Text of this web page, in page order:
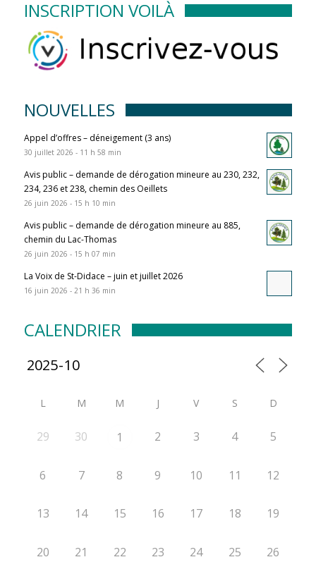
INSCRIPTION VOILÀ
NOUVELLES
Appel d’offres – déneigement (3 ans)
30 juillet 2026 - 11 h 58 min
Avis public – demande de dérogation mineure au 230, 232,
234, 236 et 238, chemin des Oeillets
26 juin 2026 - 15 h 10 min
Avis public – demande de dérogation mineure au 885,
chemin du Lac-Thomas
26 juin 2026 - 15 h 07 min
La Voix de St-Didace – juin et juillet 2026
16 juin 2026 - 21 h 36 min
CALENDRIER
L M M J V S D
29 30 1 2 3 4 5
6 7 8 9 10 11 12
13 14 15 16 17 18 19
20 21 22 23 24 25 26